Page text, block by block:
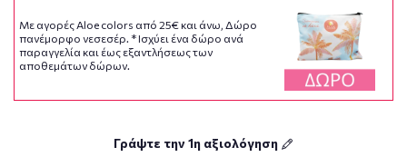
Με αγορές Aloe colors από 25€ και άνω, Δώρο
πανέμορφο νεσεσέρ. * Ισχύει ένα δώρο ανά
παραγγελία και έως εξαντλήσεως των
αποθεμάτων δώρων.
Γράψτε την 1η αξιολόγηση